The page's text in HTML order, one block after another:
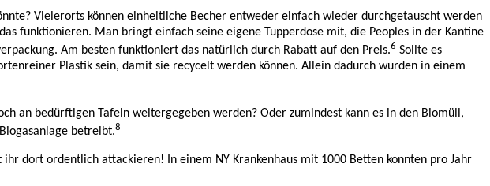
Vielerorts können einheitliche Becher entweder einfach wieder durchgetauscht werden
funktionieren. Man bringt einfach seine eigene Tupperdose mit, die Peoples in der Kantine
Am besten funktioniert das natürlich durch Rabatt auf den Preis.6 Sollte es
Plastik sein, damit sie recycelt werden können. Allein dadurch wurden in einem
an bedürftigen Tafeln weitergegeben werden? Oder zumindest kann es in den Biomüll,
betreibt.8
dort ordentlich attackieren! In einem NY Krankenhaus mit 1000 Betten konnten pro Jahr